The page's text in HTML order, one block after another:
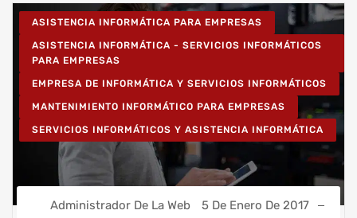
ASISTENCIA INFORMÁTICA PARA EMPRESAS
ASISTENCIA INFORMÁTICA - SERVICIOS INFORMÁTICOS
PARA EMPRESAS
EMPRESA DE INFORMÁTICA Y SERVICIOS INFORMÁTICOS
MANTENIMIENTO INFORMÁTICO PARA EMPRESAS
SERVICIOS INFORMÁTICOS Y ASISTENCIA INFORMÁTICA
Administrador De La Web 5 De Enero De 2017